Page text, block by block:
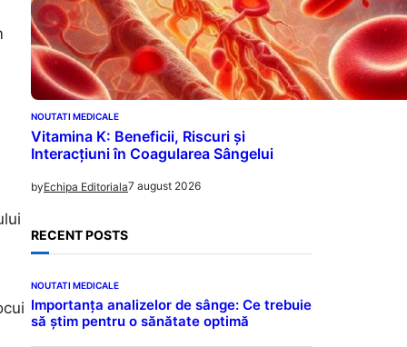
NOUTATI MEDICALE
Vitamina K: Beneficii, Riscuri și
Interacțiuni în Coagularea Sângelui
byEchipa Editoriala7 august 2026
RECENT POSTS
NOUTATI MEDICALE
Importanța analizelor de sânge: Ce trebuie
să știm pentru o sănătate optimă